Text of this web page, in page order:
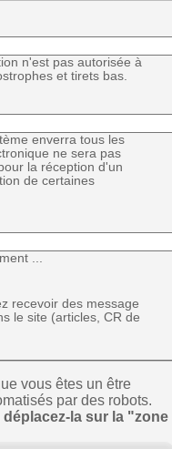
n'est pas autorisée à
et tirets bas.
enverra tous les
ne sera pas
la réception d'un
de certaines
...
recevoir des message
le site (articles, CR de
vous êtes un être
par des robots.
la sur la "zone